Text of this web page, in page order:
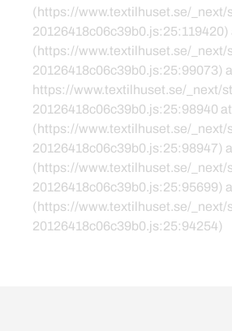
(https://www.textilhuset.se/_next/
20126418c06c39b0.js:25:119420)
(https://www.textilhuset.se/_next/
20126418c06c39b0.js:25:99073)
https://www.textilhuset.se/_next/
20126418c06c39b0.js:25:98940
(https://www.textilhuset.se/_next/
20126418c06c39b0.js:25:98947)
(https://www.textilhuset.se/_next/
20126418c06c39b0.js:25:95699)
(https://www.textilhuset.se/_next/
20126418c06c39b0.js:25:94254)